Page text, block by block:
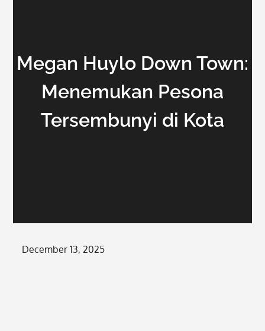
Megan Huylo Down Town:
Menemukan Pesona
Tersembunyi di Kota
Posted
December 13, 2025